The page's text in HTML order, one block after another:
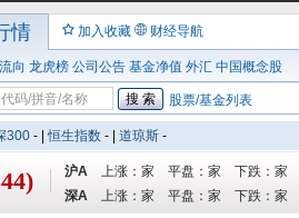
情 加入收藏 财经导航
向 龙虎榜 公司公告 基金净值 外汇 中国概念股
股票/基金列表
300 - |恒生指数 - 道琼斯 -
沪A 上涨： 家 平盘： 家 下跌： 家
深A 上涨： 家 平盘： 家 下跌： 家